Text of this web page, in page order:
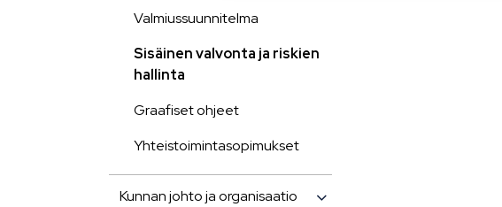
Valmiussuunnitelma
Sisäinen valvonta ja riskien
hallinta
Graafiset ohjeet
Yhteistoimintasopimukset
Kunnan johto ja organisaatio